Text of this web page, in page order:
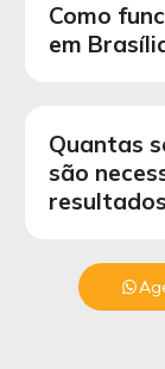
Como
em
Quantas
são